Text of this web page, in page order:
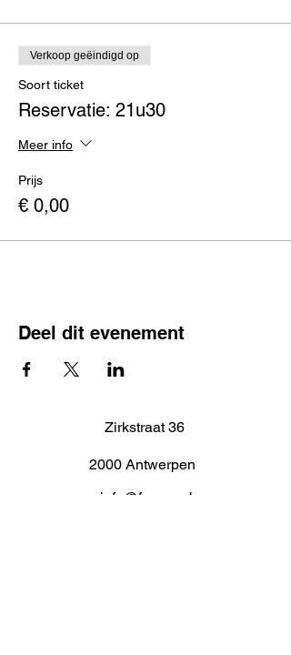
Verkoop geëindigd op
Soort ticket
Reservatie: 21u30
Meer info
Prijs
€ 0,00
Deel dit evenement
Zirkstraat 36
2000 Antwerpen
info@fameus.be